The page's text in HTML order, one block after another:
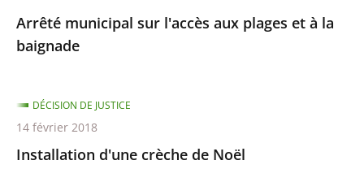
Arrêté municipal sur l'accès aux plages et à la
baignade
Installation d'une crèche de Noël
DÉCISION DE JUSTICE
14 février 2018